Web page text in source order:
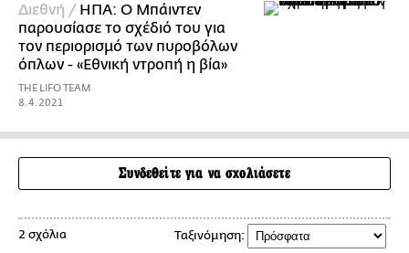
Διεθνή / ΗΠΑ: Ο Μπάιντεν
παρουσίασε το σχέδιό του για
τον περιορισμό των πυροβόλων
όπλων - «Εθνική ντροπή η βία»
THE LIFO TEAM
8.4.2021
Συνδεθείτε για να σχολιάσετε
2 σχόλια Ταξινόμηση: